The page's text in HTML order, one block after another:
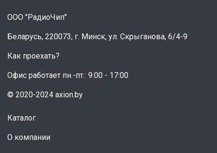
ООО "РадиоЧип"
Беларусь, 220073, г. Минск, ул. Скрыганова, 6/4-9
Как проехать?
Офис работает пн.-пт.: 9:00 - 17:00
© 2020-2024 axion.by
Каталог
О компании